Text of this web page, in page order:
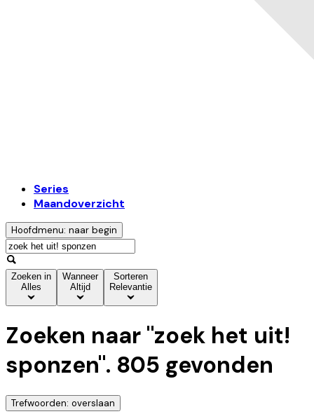
Series
Maandoverzicht
Hoofdmenu: naar begin
Zoeken in
Alles
Wanneer
Altijd
Sorteren
Relevantie
Zoeken naar "zoek het uit!
sponzen". 805 gevonden
Trefwoorden: overslaan